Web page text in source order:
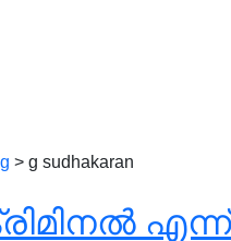
> g sudhakaran
എന്ന്